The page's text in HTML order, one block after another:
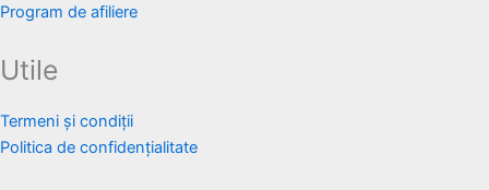
Program de afiliere
Utile
Termeni și condiții
Politica de confidențialitate